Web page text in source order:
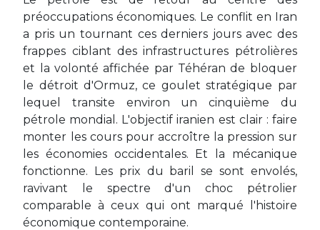
préoccupations économiques. Le conflit en Iran
a pris un tournant ces derniers jours avec des
frappes ciblant des infrastructures pétrolières
et la volonté affichée par Téhéran de bloquer
le détroit d'Ormuz, ce goulet stratégique par
lequel transite environ un cinquième du
pétrole mondial. L'objectif iranien est clair : faire
monter les cours pour accroître la pression sur
les économies occidentales. Et la mécanique
fonctionne. Les prix du baril se sont envolés,
ravivant le spectre d'un choc pétrolier
comparable à ceux qui ont marqué l'histoire
économique contemporaine.